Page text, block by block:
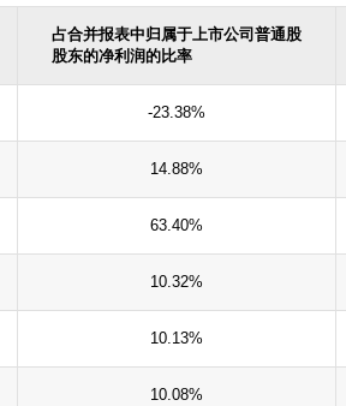
占合并报表中归属于上市公司普通股
股东的净利润的比率
-23.38%
14.88%
63.40%
10.32%
10.13%
10.08%